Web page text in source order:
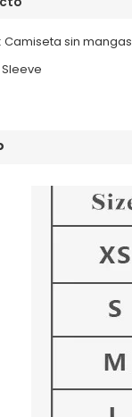
Camiseta sin mangas